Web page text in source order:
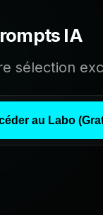
IA
sélection
au Labo